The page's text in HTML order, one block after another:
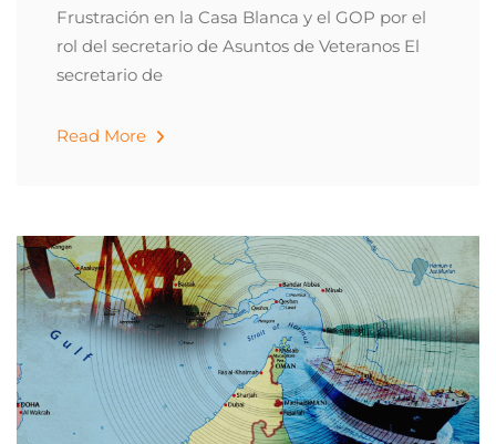
Frustración en la Casa Blanca y el GOP por el
rol del secretario de Asuntos de Veteranos El
secretario de
Read More